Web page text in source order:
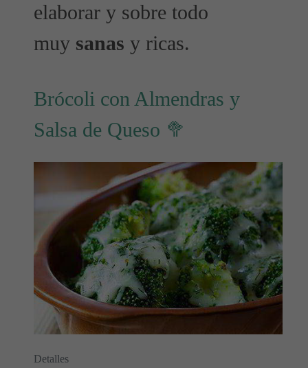
elaborar y sobre todo
muy sanas y ricas.
Brócoli con Almendras y
Salsa de Queso 🥦
Detalles